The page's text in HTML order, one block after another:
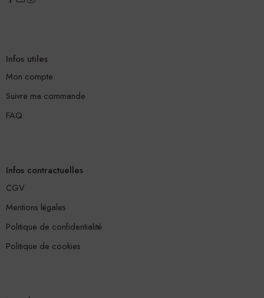
Infos utiles
Mon compte
Suivre ma commande
FAQ
Infos contractuelles
CGV
Mentions légales
Politique de confidentialité
Politique de cookies